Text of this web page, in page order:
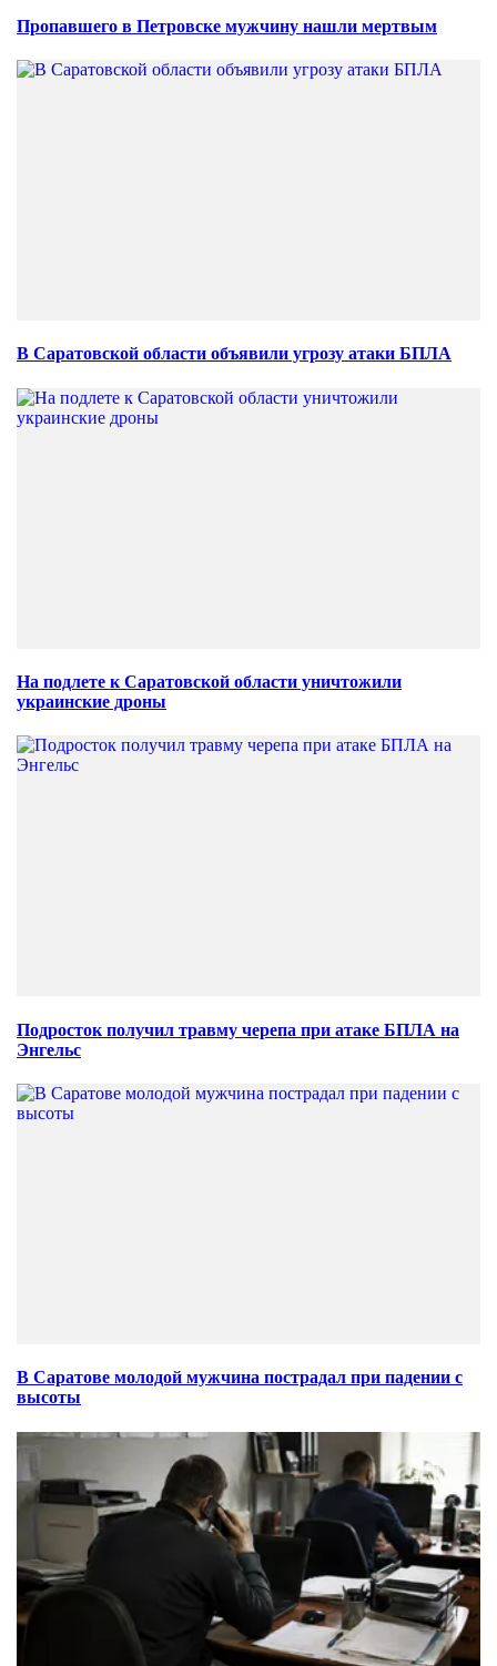
Пропавшего в Петровске мужчину нашли мертвым
В Саратовской области объявили угрозу атаки БПЛА
На подлете к Саратовской области уничтожили
украинские дроны
Подросток получил травму черепа при атаке БПЛА на
Энгельс
В Саратове молодой мужчина пострадал при падении с
высоты